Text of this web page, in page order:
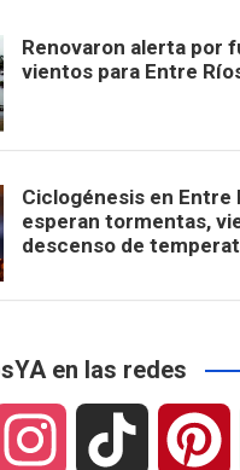
Renovaron alerta por
vientos para Entre
Ciclogénesis en Entre
esperan tormentas,
descenso de
en las redes